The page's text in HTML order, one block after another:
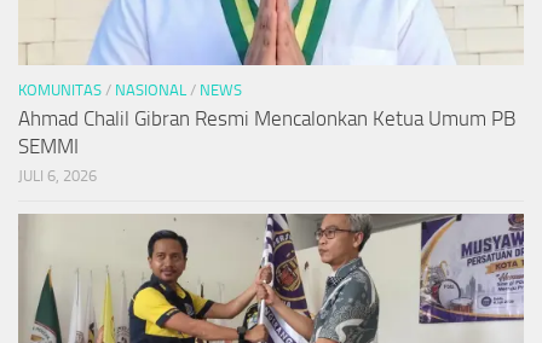
KOMUNITAS / NASIONAL / NEWS
Ahmad Chalil Gibran Resmi Mencalonkan Ketua Umum PB
SEMMI
JULI 6, 2026